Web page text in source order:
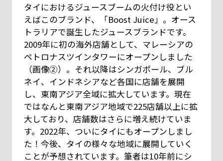
タイにおけるジュースブームの火付け役とい
えばこのブランド、「Boost Juice」。オース
トラリアで誕生したジュースブランドです。
2009年に初の海外店舗として、マレーシアの
ペトロナスツインタワーにオープンしました
（画像②）。それ以降はシンガポール、ブル
ネイ、インドネシアなど各国に店舗を展開
し、東南アジア全域に拡大しています。現在
ではなんと東南アジア地域で225店舗以上に拡
大しており、店舗数はさらに増え続けていま
す。2022年、ついにタイにもオープンしまし
た！今後、タイの様々な地域に展開していく
ことが予想されています。筆者は10年前にシ